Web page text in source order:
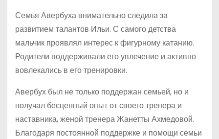
Семья Авербуха внимательно следила за
развитием талантов Ильи. С самого детства
мальчик проявлял интерес к фигурному катанию.
Родители поддерживали его увлечение и активно
вовлекались в его тренировки.
Авербух был не только поддержан семьей, но и
получал бесценный опыт от своего тренера и
наставника, женой тренера Жанетты Ахмедовой.
Благодаря постоянной поддержке и помощи семьи